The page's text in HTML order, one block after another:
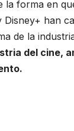
la forma en
han
de la
del cine,